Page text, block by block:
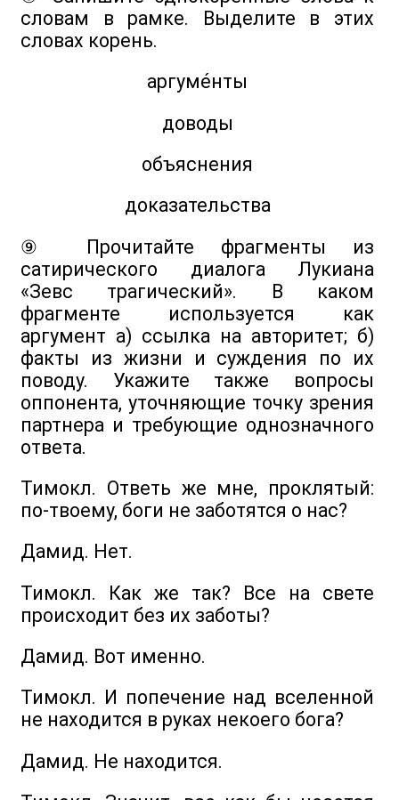
словам в рамке. Выделите в этих
словах корень.
аргуме́нты
доводы
объяснения
доказательства
⑨ Прочитайте фрагменты из
сатирического диалога Лукиана
«Зевс трагический». В каком
фрагменте используется как
аргумент а) ссылка на авторитет; б)
факты из жизни и суждения по их
поводу. Укажите также вопросы
оппонента, уточняющие точку зрения
партнера и требующие однозначного
ответа.
Тимокл. Ответь же мне, проклятый:
по-твоему, боги не заботятся о нас?
Дамид. Нет.
Тимокл. Как же так? Все на свете
происходит без их заботы?
Дамид. Вот именно.
Тимокл. И попечение над вселенной
не находится в руках некоего бога?
Дамид. Не находится.